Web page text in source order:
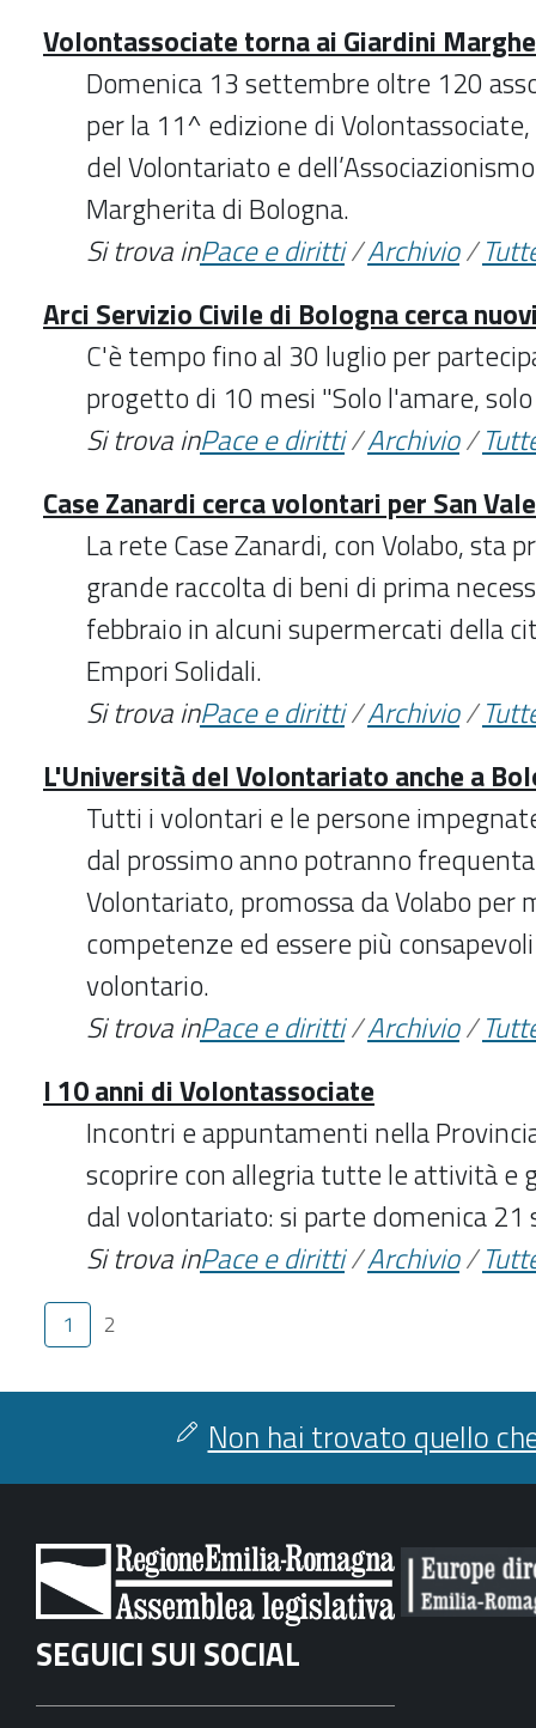
Volontassociate torna ai Giardini
Domenica 13 settembre oltre 120
per la 11^ edizione di
del Volontariato e
Margherita di Bologna.
Si trova inPace e diritti/Archivio/
Arci Servizio Civile di Bologna cerca
C'è tempo fino al 30 luglio per
progetto di 10 mesi "Solo l'amare,
Si trova inPace e diritti/Archivio/
Case Zanardi cerca volontari per San
La rete Case Zanardi, con Volabo, sta
grande raccolta di beni di prima
febbraio in alcuni supermercati della
Empori Solidali.
Si trova inPace e diritti/Archivio/
L'Università del Volontariato anche a
Tutti i volontari e le persone
dal prossimo anno potranno
Volontariato, promossa da Volabo per
competenze ed essere più
volontario.
Si trova inPace e diritti/Archivio/
I 10 anni di Volontassociate
Incontri e appuntamenti nella
scoprire con allegria tutte le attività e
dal volontariato: si parte domenica
Si trova inPace e diritti/Archivio/
1 2
Non hai trovato quello
SEGUICI SUI SOCIAL